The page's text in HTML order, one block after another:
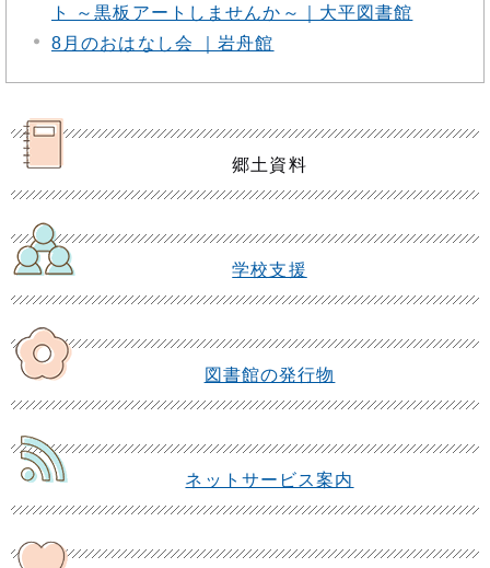
ト ～黒板アートしませんか～｜大平図書館
8月のおはなし会 ｜岩舟館
郷土資料
学校支援
図書館の発行物
ネットサービス案内